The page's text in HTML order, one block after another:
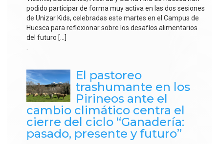
podido participar de forma muy activa en las dos sesiones
de Unizar Kids, celebradas este martes en el Campus de
Huesca para reflexionar sobre los desafíos alimentarios
del futuro […]
El pastoreo
trashumante en los
Pirineos ante el
cambio climático centra el
cierre del ciclo “Ganadería:
pasado, presente y futuro”